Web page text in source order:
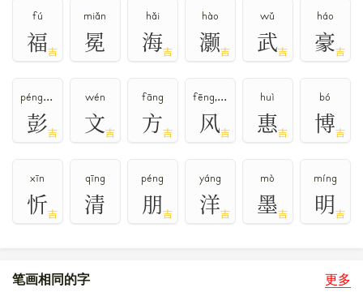
fú
福吉
miǎn
冕
hǎi
海吉
hào
灏吉
wǔ
武吉
háo
豪吉
péng,bāng
彭吉
wén
文吉
fāng
方吉
fēng,fěng
风吉
huì
惠吉
bó
博吉
xīn
忻吉
qīng
清
péng
朋吉
yáng
洋吉
mò
墨吉
míng
明吉
笔画相同的字 更多